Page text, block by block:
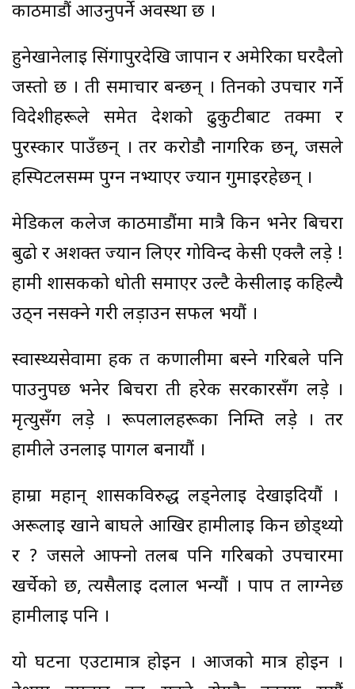
काठमाडौं आउनुपर्ने अवस्था छ ।
हुनेखानेलाई सिंगापुरदेखि जापान र अमेरिका घरदैलो
जस्तो छ । ती समाचार बन्छन् । तिनको उपचार गर्ने
विदेशीहरूले समेत देशको ढुकुटीबाट तक्मा र
पुरस्कार पाउँछन् । तर करोडौ नागरिक छन्, जसले
हस्पिटलसम्म पुग्न नभ्याएर ज्यान गुमाइरहेछन् ।
मेडिकल कलेज काठमाडौंमा मात्रै किन भनेर बिचरा
बुढो र अशक्त ज्यान लिएर गोविन्द केसी एक्लै लड़े !
हामी शासकको धोती समाएर उल्टै केसीलाई कहिल्यै
उठ्न नसक्ने गरी लड़ाउन सफल भयौं ।
स्वास्थ्यसेवामा हक त कर्णालीमा बस्ने गरिबले पनि
पाउनुपर्छ भनेर बिचरा ती हरेक सरकारसँग लड़े ।
मृत्युसँग लड़े । रूपलालहरूका निम्ति लड़े । तर
हामीले उनलाई पागल बनायौं ।
हाम्रा महान् शासकविरुद्ध लड्नेलाई देखाइदियौं ।
अरूलाई खाने बाघले आखिर हामीलाई किन छोड्थ्यो
र ? जसले आफ्नो तलब पनि गरिबको उपचारमा
खर्चेको छ, त्यसैलाई दलाल भन्यौं । पाप त लाग्नेछ
हामीलाई पनि ।
यो घटना एउटामात्र होइन । आजको मात्र होइन ।